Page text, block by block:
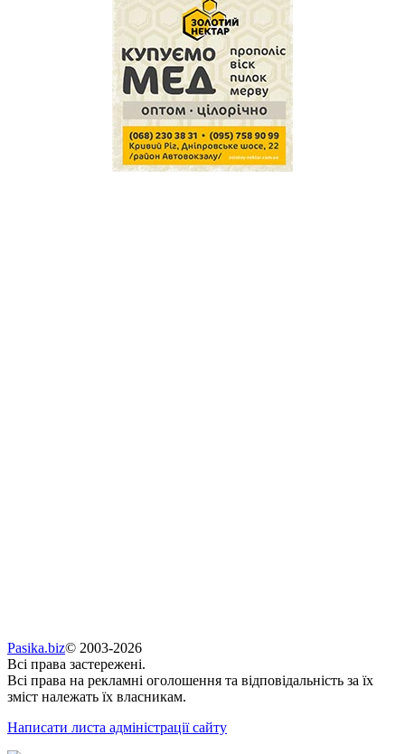
Pasika.biz© 2003-2026
Всі права застережені.
Всі права на рекламні оголошення та відповідальність за їх
зміст належать їх власникам.
Написати листа адміністрації сайту